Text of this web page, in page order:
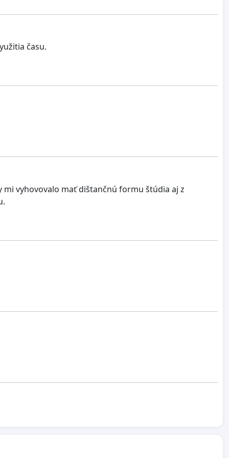
času.
vyhovovalo mať dištančnú formu štúdia aj z